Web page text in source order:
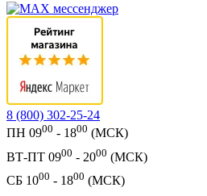
8 (800) 302-25-24
ПН 0900 - 1800 (МСК)
ВТ-ПТ 0900 - 2000 (МСК)
СБ 1000 - 1800 (МСК)